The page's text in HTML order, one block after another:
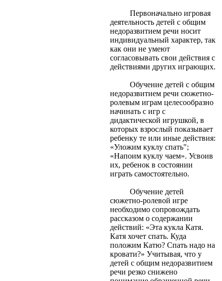
Первоначально игровая
деятельность детей с общим
недоразвитием речи носит
индивидуальный характер, так
как они не умеют
согласовывать свои действия с
действиями других играющих.
Обучение детей с общим
недоразвитием речи сюжетно-
ролевым играм целесообразно
начинать с игр с
дидактической игрушкой, в
которых взрослый показывает
ребенку те или иные действия:
«Уложим куклу спать";
«Напоим куклу чаем». Усвоив
их, ребенок в состоянии
играть самостоятельно.
Обучение детей
сюжетно-ролевой игре
необходимо сопровождать
рассказом о содержании
действий: «Эта кукла Катя.
Катя хочет спать. Куда
положим Катю? Спать надо на
кровати?» Учитывая, что у
детей с общим недоразвитием
речи резко снижено